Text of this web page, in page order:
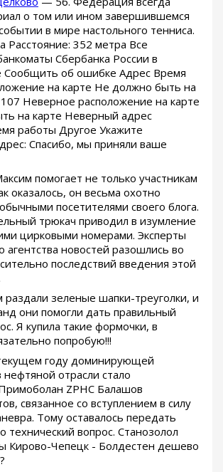
о том или ином завершившемся
в мире настольного тенниса.
Расстояние: 352 метра Все
Сбербанка России в
Сообщить об ошибке Адрес Время
на карте Не должно быть на
Неверное расположение на карте
на карте Неверный адрес
работы Другое Укажите
Спасибо, мы приняли ваше
помогает не только участникам
оказалось, он весьма охотно
посетителями своего блога.
трюкач приводил в изумление
цирковыми номерами. Эксперты
агентства новостей разошлись во
последствий введения этой
раздали зеленые шапки-треуголки, и
они помогли дать правильный
Я купила такие формочки, в
попробую!!!
году доминирующей
отрасли стало
ZPHC Балашов
связанное со вступлением в силу
Тому оставалось передать
технический вопрос. Станозолол
Кирово-Чепецк - Болдестен дешево